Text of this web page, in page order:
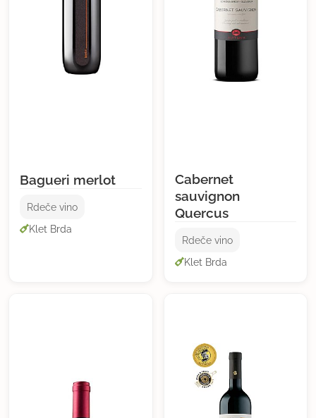
Bagueri merlot
Rdeče vino
Klet Brda
Cabernet
sauvignon
Quercus
Rdeče vino
Klet Brda